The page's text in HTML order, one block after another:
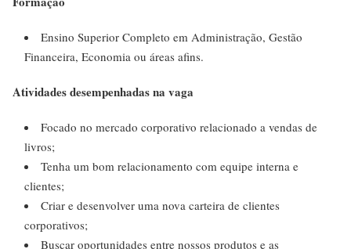
Ensino Superior Completo em Administração, Gestão
Financeira, Economia ou áreas afins.
Atividades desempenhadas na vaga
Focado no mercado corporativo relacionado a vendas de
livros;
Tenha um bom relacionamento com equipe interna e
clientes;
Criar e desenvolver uma nova carteira de clientes
corporativos;
Buscar oportunidades entre nossos produtos e as